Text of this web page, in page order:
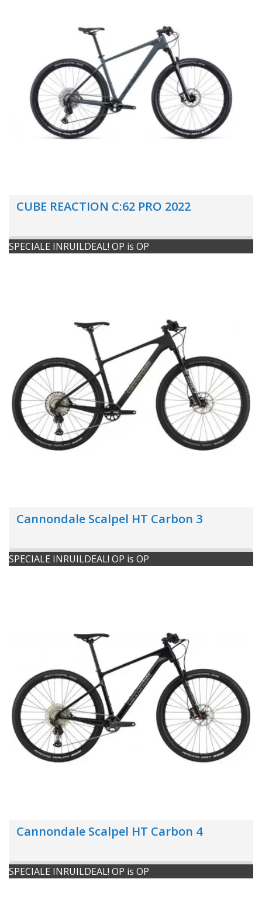
CUBE REACTION C:62 PRO 2022
SPECIALE INRUILDEAL! OP is OP
Cannondale Scalpel HT Carbon 3
SPECIALE INRUILDEAL! OP is OP
Cannondale Scalpel HT Carbon 4
SPECIALE INRUILDEAL! OP is OP